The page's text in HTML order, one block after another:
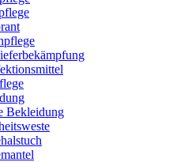
Bekleidung